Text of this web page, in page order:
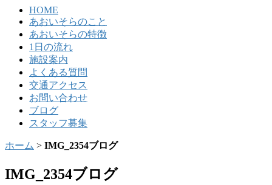
HOME
あおいそらのこと
あおいそらの特徴
1日の流れ
施設案内
よくある質問
交通アクセス
お問い合わせ
ブログ
スタッフ募集
ホーム > IMG_2354ブログ
IMG_2354ブログ